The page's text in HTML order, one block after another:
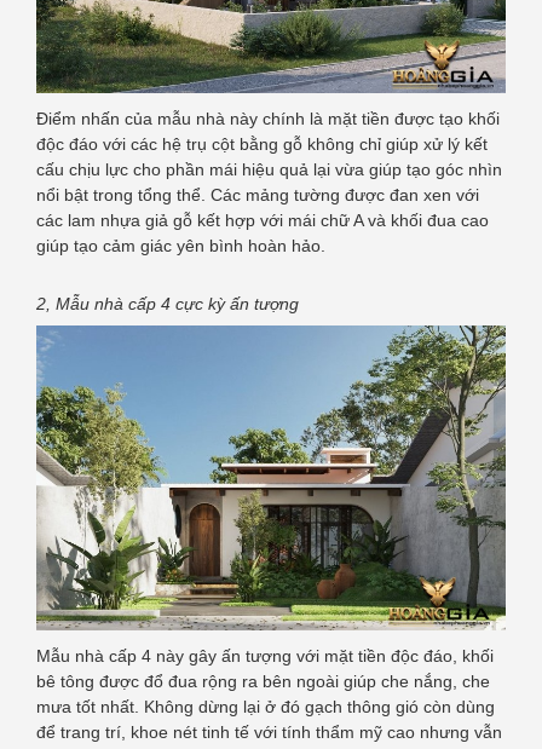
Điểm nhấn của mẫu nhà này chính là mặt tiền được tạo khối
độc đáo với các hệ trụ cột bằng gỗ không chỉ giúp xử lý kết
cấu chịu lực cho phần mái hiệu quả lại vừa giúp tạo góc nhìn
nổi bật trong tổng thể. Các mảng tường được đan xen với
các lam nhựa giả gỗ kết hợp với mái chữ A và khối đua cao
giúp tạo cảm giác yên bình hoàn hảo.
2, Mẫu nhà cấp 4 cực kỳ ấn tượng
Mẫu nhà cấp 4 này gây ấn tượng với mặt tiền độc đáo, khối
bê tông được đổ đua rộng ra bên ngoài giúp che nắng, che
mưa tốt nhất. Không dừng lại ở đó gạch thông gió còn dùng
để trang trí, khoe nét tinh tế với tính thẩm mỹ cao nhưng vẫn